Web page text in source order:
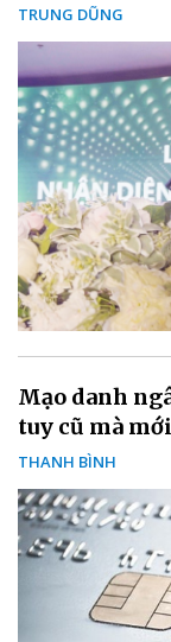
TRUNG DŨNG
Mạo danh
tuy cũ mà
THANH BÌNH